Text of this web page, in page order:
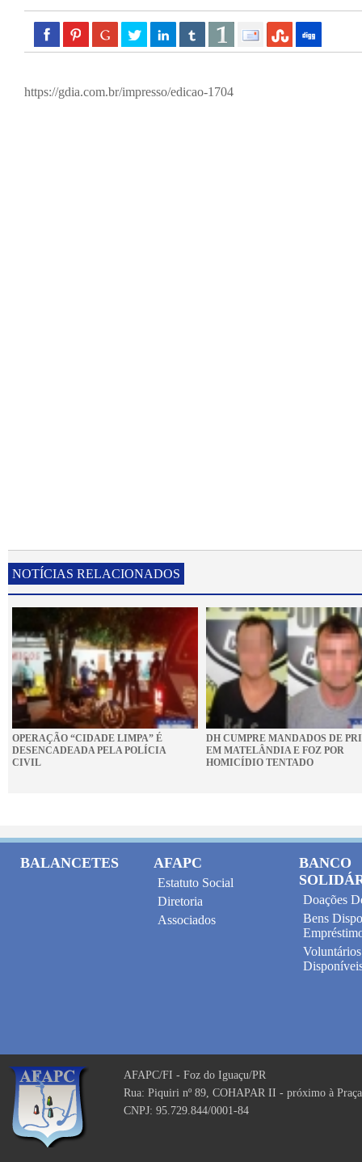
https://gdia.com.br/impresso/edicao-1704
NOTÍCIAS RELACIONADOS
OPERAÇÃO “CIDADE LIMPA” É
DESENCADEADA PELA POLÍCIA
CIVIL
DH CUMPRE MANDADOS DE
EM MATELÂNDIA E FOZ POR
HOMICÍDIO TENTADO
BALANCETES AFAPC
Estatuto Social
Diretoria
Associados
BANCO
Doações
Bens
Voluntários
AFAPC/FI - Foz do Iguaçu/PR
Rua: Piquiri nº 89, COHAPAR II - próximo à
CNPJ: 95.729.844/0001-84